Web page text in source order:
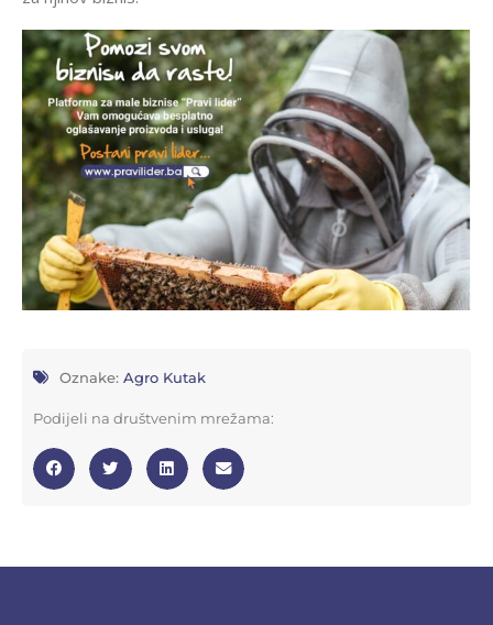
Oznake: Agro Kutak
Podijeli na društvenim mrežama: